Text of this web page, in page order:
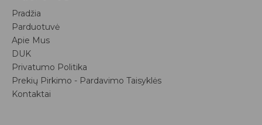
Pradžia
Parduotuvė
Apie Mus
DUK
Privatumo Politika
Prekių Pirkimo - Pardavimo Taisyklės
Kontaktai